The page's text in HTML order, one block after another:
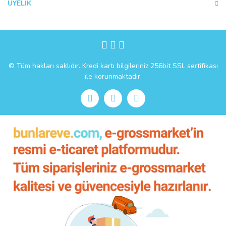
ÜYELİK
© Tüm hakları saklıdır. Kredi kartı bilgileriniz 256bit SSL sertifikası
ile korunmaktadır.